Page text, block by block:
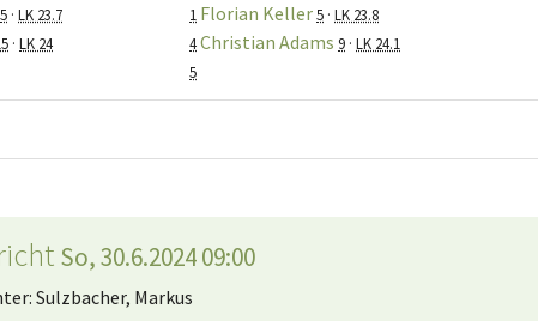
5 · LK 23.7
· LK 24
1 Florian Keller5 · LK 23.8
4Christian Adams 9 · LK 24.1
5
So, 30.6.2024 09:00
Sulzbacher, Markus